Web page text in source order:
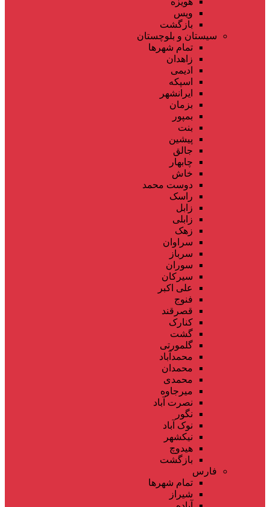
ویس
بازگشت
سیستان و بلوچستان
تمام شهر‌ها
زاهدان
ادیمی
اسپکه
ایرانشهر
بزمان
بمپور
بنت
پیشین
جالق
چابهار
خاش
دوست محمد
راسک
زابل
زابلی
زهک
سراوان
سرباز
سوران
سیرکان
علی اکبر
فنوج
قصرقند
کنارک
گشت
گلمورتی
محمدآباد
محمدان
محمدی
میرجاوه
نصرت آباد
نگور
نوک آباد
نیکشهر
هیدوچ
بازگشت
فارس
تمام شهر‌ها
شیراز